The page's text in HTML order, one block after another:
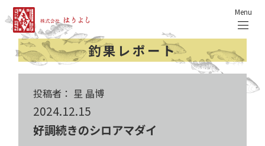
Menu
釣果レポート
投稿者： 星 晶博
2024.12.15
好調続きのシロアマダイ